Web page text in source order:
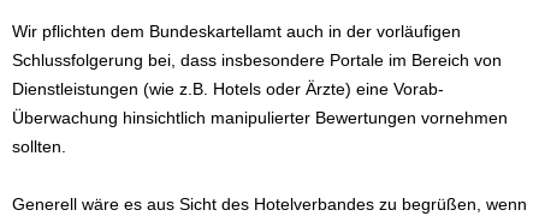
Wir pflichten dem Bundeskartellamt auch in der vorläufigen
Schlussfolgerung bei, dass insbesondere Portale im Bereich von
Dienstleistungen (wie z.B. Hotels oder Ärzte) eine Vorab-
Überwachung hinsichtlich manipulierter Bewertungen vornehmen
sollten.
Generell wäre es aus Sicht des Hotelverbandes zu begrüßen, wenn